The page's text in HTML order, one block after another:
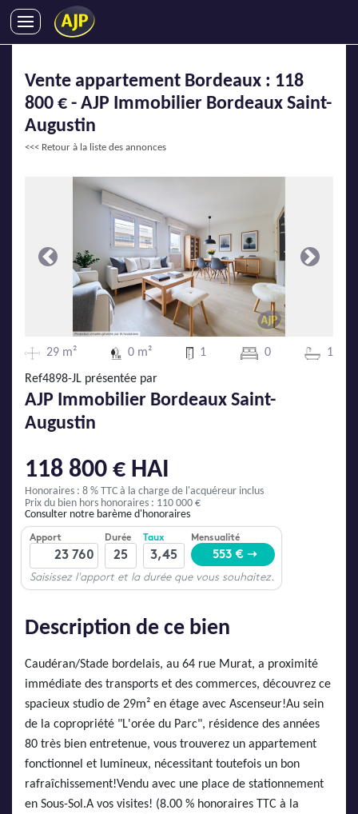
VENTES
LOCATIONS
GESTION LOCATIVE
IMMOBILIER NEUF
LOCATIONS DE VACANCES
ENTREPRISES
DEVENIR FRANCHISÉ
AJP Recrute
AJP Actualités
Service Qualité Clients
Vente appartement Bordeaux : 118
800 € - AJP Immobilier Bordeaux Saint-
Augustin
<<< Retour à la liste des annonces
Précédente Suivante
29 m² 0 m² 1 0 1
Ref4898-JL présentée par
AJP Immobilier Bordeaux Saint-
Augustin
118 800 € HAI
Honoraires : 8 % TTC à la charge de l'acquéreur inclus
Prix du bien hors honoraires : 110 000 €
Consulter notre barème d'honoraires
Description de ce bien
Caudéran/Stade bordelais, au 64 rue Murat, a proximité
immédiate des transports et des commerces, découvrez ce
spacieux studio de 29m² en étage avec Ascenseur!Au sein
de la copropriété "L'orée du Parc", résidence des années
80 très bien entretenue, vous trouverez un appartement
fonctionnel et lumineux, nécessitant toutefois un bon
rafraîchissement!Vendu avec une place de stationnement
en Sous-Sol.A vos visites! (8.00 % honoraires TTC à la